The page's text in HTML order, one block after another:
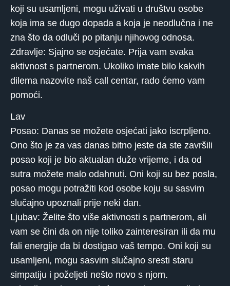
koji su usamljeni, mogu uživati ​​u društvu osobe
koja ima se dugo dopada a koja je neodlučna i ne
zna što da odluči po pitanju njihovog odnosa.
Zdravlje: Sjajno se osjećate. Prija vam svaka
aktivnost s partnerom. Ukoliko imate bilo kakvih
dilema nazovite naš call centar, rado ćemo vam
pomoći.
Lav
Posao: Danas se možete osjećati jako iscrpljeno.
Ono što je za vas danas bitno jeste da ste završili
posao koji je bio aktualan duže vrijeme, i da od
sutra možete malo odahnuti. Oni koji su bez posla,
posao mogu potražiti kod osobe koju su sasvim
slučajno upoznali prije neki dan.
Ljubav: Želite što više aktivnosti s partnerom, ali
vam se čini da on nije toliko zainteresiran ili da mu
fali energije da bi dostigao vaš tempo. Oni koji su
usamljeni, mogu sasvim slučajno sresti staru
simpatiju i poželjeti nešto novo s njom.